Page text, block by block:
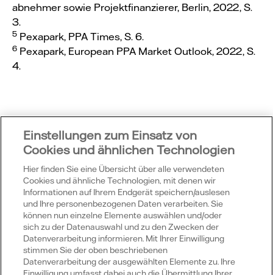
abnehmer sowie Projektfinanzierer, Berlin, 2022, S.
3.
5 Pexapark, PPA Times, S. 6.
6 Pexapark, European PPA Market Outlook, 2022, S.
4.
Vattenfall
Publikationen
Einstellungen zum Einsatz von
Cookies und ähnlichen Technologien
Hier finden Sie eine Übersicht über alle verwendeten
Cookies und ähnliche Technologien, mit denen wir
Informationen auf Ihrem Endgerät speichern/auslesen
und Ihre personenbezogenen Daten verarbeiten. Sie
können nun einzelne Elemente auswählen und/oder
sich zu der Datenauswahl und zu den Zwecken der
Datenverarbeitung informieren. Mit Ihrer Einwilligung
stimmen Sie der oben beschriebenen
Datenverarbeitung der ausgewählten Elemente zu. Ihre